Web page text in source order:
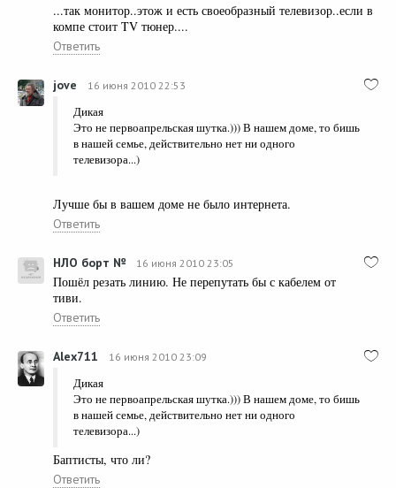
...так монитор..этож и есть своеобразный телевизор..если в
компе стоит TV тюнер....
Ответить
jove 16 июня 2010 22:53
Дикая
Это не первоапрельская шутка.))) В нашем доме, то бишь
в нашей семье, действительно нет ни одного
телевизора...)
Лучше бы в вашем доме не было интернета.
Ответить
НЛО борт № 16 июня 2010 23:05
Пошёл резать линию. Не перепутать бы с кабелем от
тиви.
Ответить
Alex711 16 июня 2010 23:09
Дикая
Это не первоапрельская шутка.))) В нашем доме, то бишь
в нашей семье, действительно нет ни одного
телевизора...)
Баптисты, что ли?
Ответить